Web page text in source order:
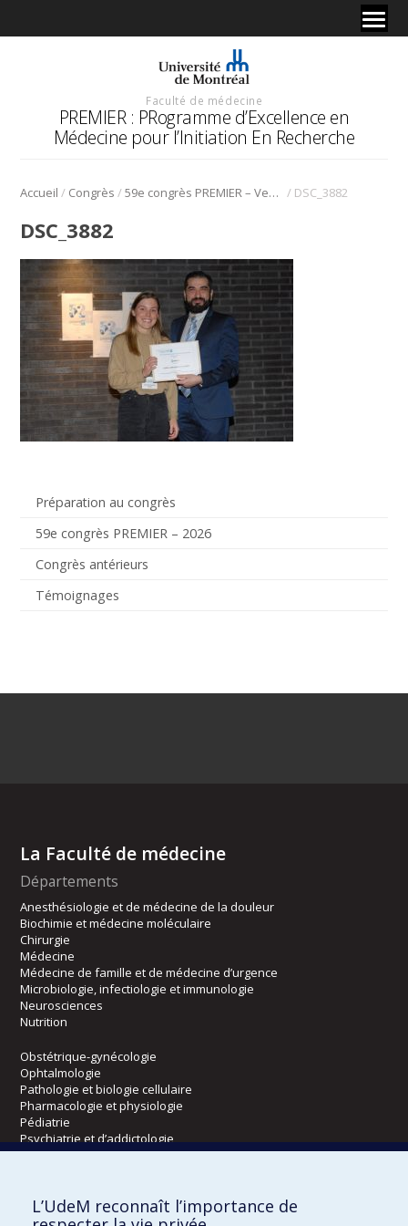
Faculté de médecine
PREMIER : PRogramme d’Excellence en
Médecine pour l’Initiation En Recherche
Accueil / Congrès / 59e congrès PREMIER – Vendredi 30 Janvier 2026 / DSC_3882
Préparation au congrès
59e congrès PREMIER – 2026
Congrès antérieurs
Témoignages
DSC_3882
La Faculté de médecine
Départements
Anesthésiologie et de médecine de la douleur
Biochimie et médecine moléculaire
Chirurgie
Médecine
Médecine de famille et de médecine d’urgence
Microbiologie, infectiologie et immunologie
Neurosciences
Nutrition
Obstétrique-gynécologie
Ophtalmologie
Pathologie et biologie cellulaire
Pharmacologie et physiologie
Pédiatrie
Psychiatrie et d’addictologie
Radiologie, radio-oncologie et médecine nucléaire
Écoles
L’UdeM reconnaît l’importance de